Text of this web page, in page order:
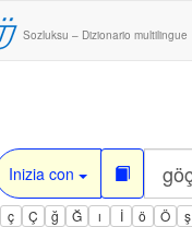
Sozluksu – Dizionario multilingue
Inizia con
ç Ç ğ Ğ ı İ ö Ö ş